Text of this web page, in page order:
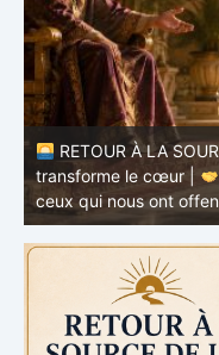
RETOUR À LA
transforme le cœur |
ceux qui nous ont